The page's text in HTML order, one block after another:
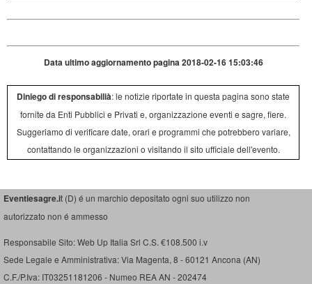
Data ultimo aggiornamento pagina 2018-02-16 15:03:46
Diniego di responsabilià: le notizie riportate in questa pagina sono state
fornite da Enti Pubblici e Privati e, organizzazione eventi e sagre, fiere.
Suggeriamo di verificare date, orari e programmi che potrebbero variare,
contattando le organizzazioni o visitando il sito ufficiale dell'evento.
Eventiesagre.it (D) é un marchio depositato ogni suo utilizzo non
autorizzato non é ammesso
Responsabile Sito: Web Up Italia Srl C.S. €108.500 i.v
Sede Legale e Amministrativa: Via Magenta, 8 - 60121 Ancona (AN)
C.F./P.Iva: IT03251181206 - Numeo REA AN - 202474